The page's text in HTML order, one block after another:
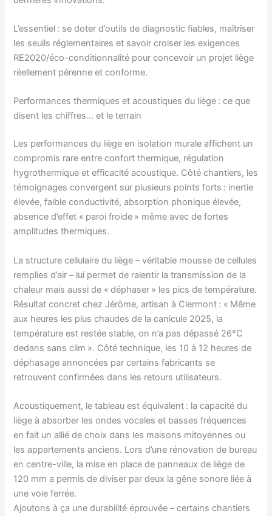
L’essentiel : se doter d’outils de diagnostic fiables, maîtriser
les seuils réglementaires et savoir croiser les exigences
RE2020/éco-conditionnalité pour concevoir un projet liège
réellement pérenne et conforme.
Performances thermiques et acoustiques du liège : ce que
disent les chiffres… et le terrain
Les performances du liège en isolation murale affichent un
compromis rare entre confort thermique, régulation
hygrothermique et efficacité acoustique. Côté chantiers, les
témoignages convergent sur plusieurs points forts : inertie
élevée, faible conductivité, absorption phonique élevée,
absence d’effet « paroi froide » même avec de fortes
amplitudes thermiques.
La structure cellulaire du liège – véritable mousse de cellules
remplies d’air – lui permet de ralentir la transmission de la
chaleur mais aussi de « déphaser » les pics de température.
Résultat concret chez Jérôme, artisan à Clermont : « Même
aux heures les plus chaudes de la canicule 2025, la
température est restée stable, on n’a pas dépassé 26°C
dedans sans clim ». Côté technique, les 10 à 12 heures de
déphasage annoncées par certains fabricants se
retrouvent confirmées dans les retours utilisateurs.
Acoustiquement, le tableau est équivalent : la capacité du
liège à absorber les ondes vocales et basses fréquences
en fait un allié de choix dans les maisons mitoyennes ou
les appartements anciens. Lors d’une rénovation de bureau
en centre-ville, la mise en place de panneaux de liège de
120 mm a permis de diviser par deux la gêne sonore liée à
une voie ferrée.
Ajoutons à ça une durabilité éprouvée – certains chantiers